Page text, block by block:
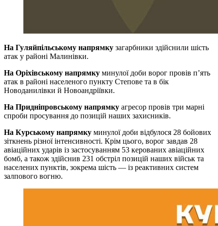
На Гуляйпільському напрямку загарбники здійснили шість
атак у районі Малинівки.
На Оріхівському напрямку минулої доби ворог провів п’ять
атак в районі населеного пункту Степове та в бік
Новоданилівки й Новоандріївки.
На Придніпровському напрямку агресор провів три марні
спроби просування до позицій наших захисників.
На Курському напрямку минулої доби відбулося 28 бойових
зіткнень різної інтенсивності. Крім цього, ворог завдав 28
авіаційних ударів із застосуванням 53 керованих авіаційних
бомб, а також здійснив 231 обстріл позицій наших військ та
населених пунктів, зокрема шість — із реактивних систем
залпового вогню.